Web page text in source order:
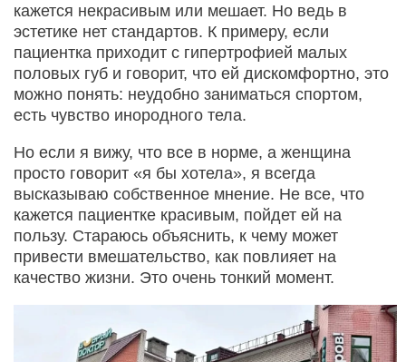
кажется некрасивым или мешает. Но ведь в
эстетике нет стандартов. К примеру, если
пациентка приходит с гипертрофией малых
половых губ и говорит, что ей дискомфортно, это
можно понять: неудобно заниматься спортом,
есть чувство инородного тела.
Но если я вижу, что все в норме, а женщина
просто говорит «я бы хотела», я всегда
высказываю собственное мнение. Не все, что
кажется пациентке красивым, пойдет ей на
пользу. Стараюсь объяснить, к чему может
привести вмешательство, как повлияет на
качество жизни. Это очень тонкий момент.